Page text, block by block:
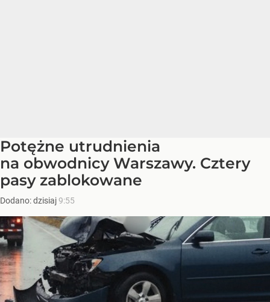
Potężne utrudnienia
na obwodnicy Warszawy. Cztery
pasy zablokowane
Dodano:dzisiaj9:55